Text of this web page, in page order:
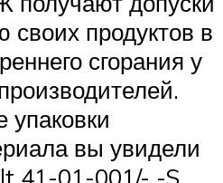
своих продуктов в
сгорания у
упаковки
вы увидели
41-01-001/- -S